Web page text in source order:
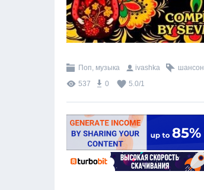
Поп, музыка ivashka шансон
537
0 5.0/1